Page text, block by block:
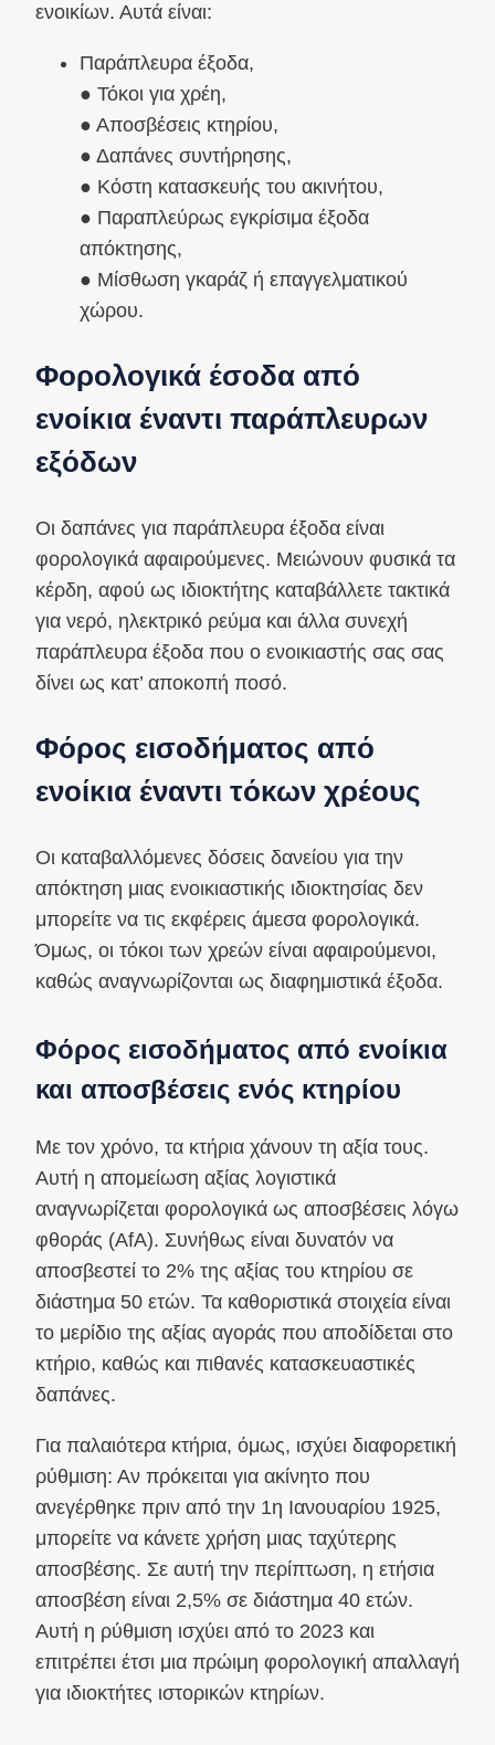
ενοικίων. Αυτά είναι:
Παράπλευρα έξοδα,
● Τόκοι για χρέη,
● Αποσβέσεις κτηρίου,
● Δαπάνες συντήρησης,
● Κόστη κατασκευής του ακινήτου,
● Παραπλεύρως εγκρίσιμα έξοδα
απόκτησης,
● Μίσθωση γκαράζ ή επαγγελματικού
χώρου.
Φορολογικά έσοδα από
ενοίκια έναντι παράπλευρων
εξόδων
Οι δαπάνες για παράπλευρα έξοδα είναι
φορολογικά αφαιρούμενες. Μειώνουν φυσικά τα
κέρδη, αφού ως ιδιοκτήτης καταβάλλετε τακτικά
για νερό, ηλεκτρικό ρεύμα και άλλα συνεχή
παράπλευρα έξοδα που ο ενοικιαστής σας σας
δίνει ως κατ’ αποκοπή ποσό.
Φόρος εισοδήματος από
ενοίκια έναντι τόκων χρέους
Οι καταβαλλόμενες δόσεις δανείου για την
απόκτηση μιας ενοικιαστικής ιδιοκτησίας δεν
μπορείτε να τις εκφέρεις άμεσα φορολογικά.
Όμως, οι τόκοι των χρεών είναι αφαιρούμενοι,
καθώς αναγνωρίζονται ως διαφημιστικά έξοδα.
Φόρος εισοδήματος από ενοίκια
και αποσβέσεις ενός κτηρίου
Με τον χρόνο, τα κτήρια χάνουν τη αξία τους.
Αυτή η απομείωση αξίας λογιστικά
αναγνωρίζεται φορολογικά ως αποσβέσεις λόγω
φθοράς (AfA). Συνήθως είναι δυνατόν να
αποσβεστεί το 2% της αξίας του κτηρίου σε
διάστημα 50 ετών. Τα καθοριστικά στοιχεία είναι
το μερίδιο της αξίας αγοράς που αποδίδεται στο
κτήριο, καθώς και πιθανές κατασκευαστικές
δαπάνες.
Για παλαιότερα κτήρια, όμως, ισχύει διαφορετική
ρύθμιση: Αν πρόκειται για ακίνητο που
ανεγέρθηκε πριν από την 1η Ιανουαρίου 1925,
μπορείτε να κάνετε χρήση μιας ταχύτερης
αποσβέσης. Σε αυτή την περίπτωση, η ετήσια
αποσβέση είναι 2,5% σε διάστημα 40 ετών.
Αυτή η ρύθμιση ισχύει από το 2023 και
επιτρέπει έτσι μια πρώιμη φορολογική απαλλαγή
για ιδιοκτήτες ιστορικών κτηρίων.